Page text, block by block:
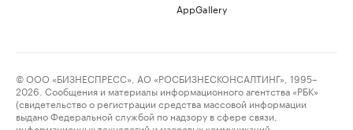
AppGallery
© ООО «БИЗНЕСПРЕСС», АО «РОСБИЗНЕСКОНСАЛТИНГ», 1995–
2026. Сообщения и материалы информационного агентства «РБК»
(свидетельство о регистрации средства массовой информации
выдано Федеральной службой по надзору в сфере связи,